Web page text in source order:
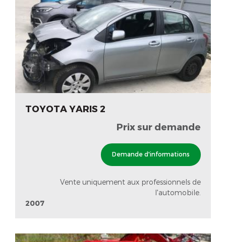
TOYOTA YARIS 2
Prix sur demande
Demande d'informations
Vente uniquement aux professionnels de
l'automobile.
2007